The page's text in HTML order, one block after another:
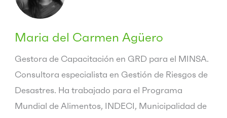
Maria del Carmen Agüero
Gestora de Capacitación en GRD para el MINSA.
Consultora especialista en Gestión de Riesgos de
Desastres. Ha trabajado para el Programa
Mundial de Alimentos, INDECI, Municipalidad de